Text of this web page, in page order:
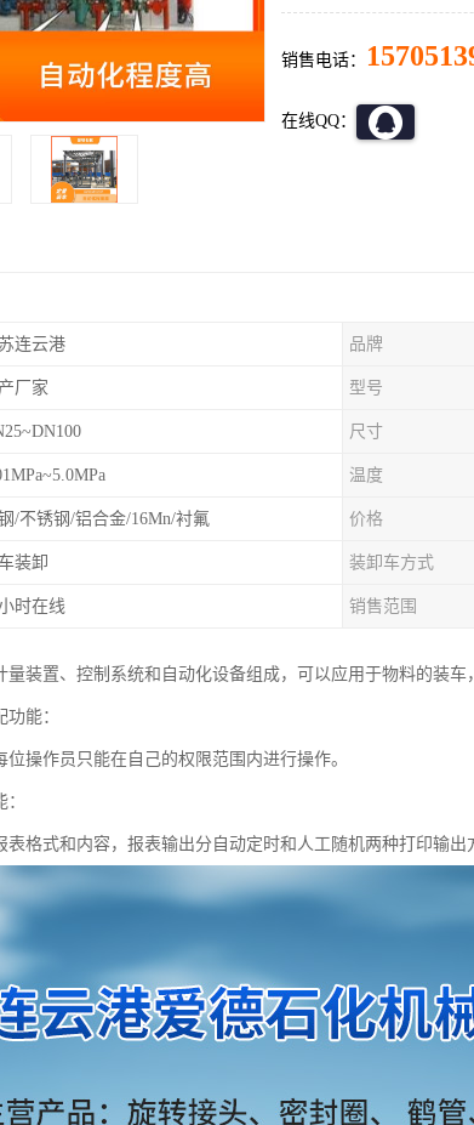
销售电话：
在线QQ：
连云港 品牌
厂家 型号
尺寸
温度
/不锈钢/铝合金/16Mn/衬氟 价格
装卸 装卸车方式
时在线 销售范围
量装置、控制系统和自动化设备组成，可以应用于物料的装
能：
操作员只能在自己的权限范围内进行操作。
表格式和内容，报表输出分自动定时和人工随机两种打印输出